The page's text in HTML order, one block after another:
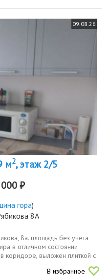
09.08.26
м2, этаж 2/5
₽
гора)
8А
8а. площадь без учета
в отличном состоянии
коридоре, выложен плиткой с
и техника. балкон застеклен,
В избранное